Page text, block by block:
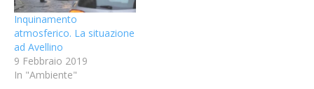
Inquinamento
atmosferico. La situazione
ad Avellino
9 Febbraio 2019
In "Ambiente"